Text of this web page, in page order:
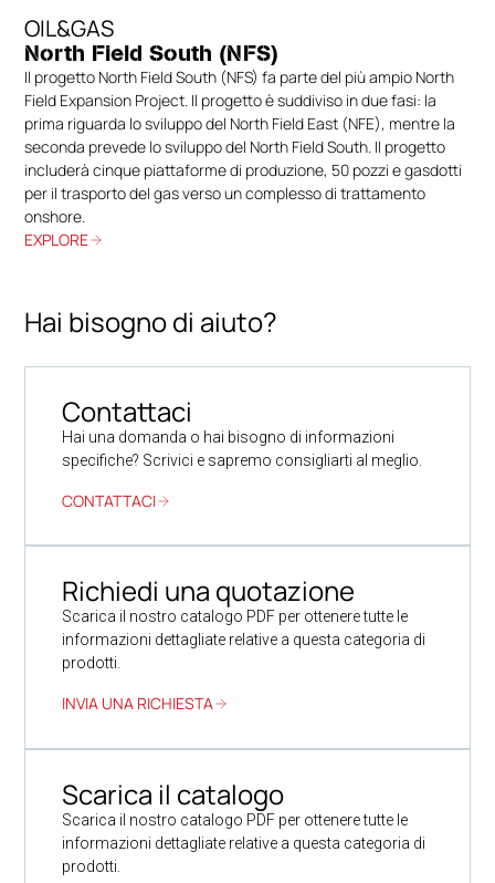
OIL&GAS
North Field South (NFS)
Il progetto North Field South (NFS) fa parte del più ampio North
Field Expansion Project. Il progetto è suddiviso in due fasi: la
prima riguarda lo sviluppo del North Field East (NFE), mentre la
seconda prevede lo sviluppo del North Field South. Il progetto
includerà cinque piattaforme di produzione, 50 pozzi e gasdotti
per il trasporto del gas verso un complesso di trattamento
onshore.
EXPLORE
Hai bisogno di aiuto?
Contattaci
Hai una domanda o hai bisogno di informazioni
specifiche? Scrivici e sapremo consigliarti al meglio.
CONTATTACI
Richiedi una quotazione
Scarica il nostro catalogo PDF per ottenere tutte le
informazioni dettagliate relative a questa categoria di
prodotti.
INVIA UNA RICHIESTA
Scarica il catalogo
Scarica il nostro catalogo PDF per ottenere tutte le
informazioni dettagliate relative a questa categoria di
prodotti.